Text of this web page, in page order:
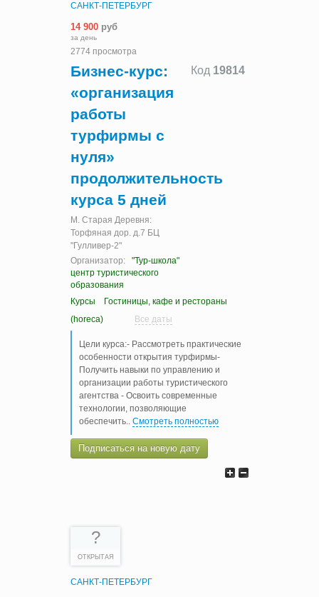
САНКТ-ПЕТЕРБУРГ
14 900 руб
за день
2774 просмотра
Код 19814
Бизнес-курс:
«организация
работы
турфирмы с
нуля»
продолжительность
курса 5 дней
М. Старая Деревня:
Торфяная дор. д.7 БЦ
"Гулливер-2"
Организатор:
"Тур-школа"
центр туристического
образования
Курсы
Гостиницы, кафе и рестораны
(horeca)
Все даты
Цели курса:- Рассмотреть практические
особенности открытия турфирмы-
Получить навыки по управлению и
организации работы туристического
агентства - Освоить современные
технологии, позволяющие
обеспечить.. Смотреть полностью
Подписаться на новую дату
?
ОТКРЫТАЯ
САНКТ-ПЕТЕРБУРГ